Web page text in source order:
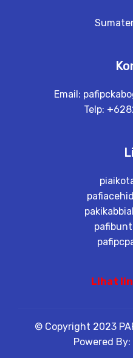
Email:
Telp:
Lihat
© Copyright 2023
Powered